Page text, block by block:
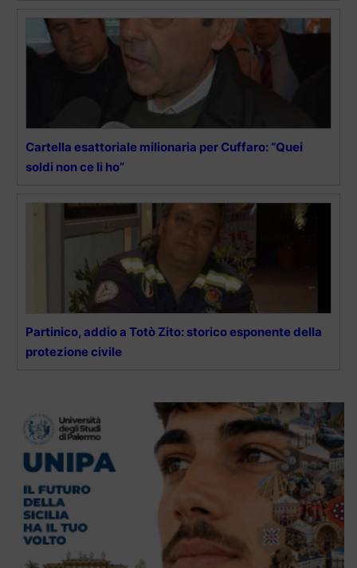
Cartella esattoriale milionaria per Cuffaro: “Quei
soldi non ce li ho”
Partinico, addio a Totò Zito: storico esponente della
protezione civile